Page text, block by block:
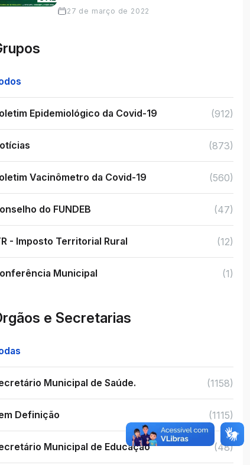
27 de março de 2022
Epidemiológico da Covid-19 (912)
(873)
Vacinômetro da Covid-19 (560)
do FUNDEB (47)
- Imposto Territorial Rural (12)
Municipal (1)
e Secretarias
Municipal de Saúde. (1158)
Definição (1115)
Municipal de Educação (48)